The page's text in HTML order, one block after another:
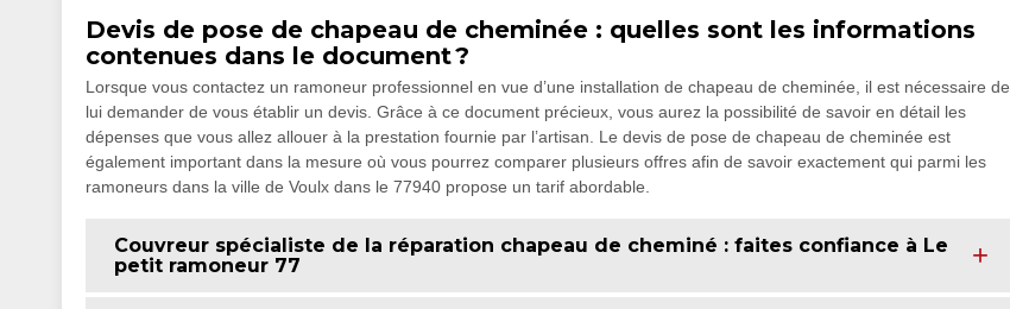
Devis de pose de chapeau de cheminée : quelles sont les informations
contenues dans le document ?
Lorsque vous contactez un ramoneur professionnel en vue d’une installation de chapeau de cheminée, il est nécessaire de
lui demander de vous établir un devis. Grâce à ce document précieux, vous aurez la possibilité de savoir en détail les
dépenses que vous allez allouer à la prestation fournie par l’artisan. Le devis de pose de chapeau de cheminée est
également important dans la mesure où vous pourrez comparer plusieurs offres afin de savoir exactement qui parmi les
ramoneurs dans la ville de Voulx dans le 77940 propose un tarif abordable.
Couvreur spécialiste de la réparation chapeau de cheminé : faites confiance à Le
petit ramoneur 77